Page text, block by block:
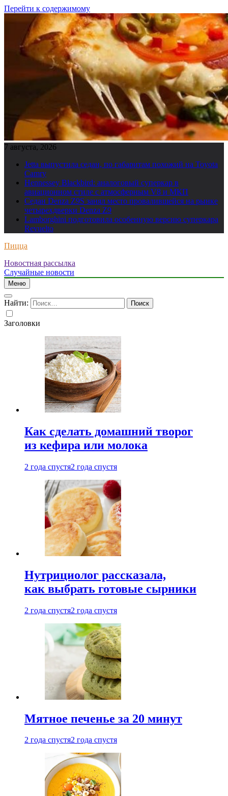
Перейти к содержимому
7 августа, 2026
Jetta выпустила седан, по габаритам похожий на Toyota
Camry
Hennessey Blackbird: аналоговый суперкар в
авиационном стиле с атмосферным V8 и МКП
Седан Denza Z9S занял место провалившейся на рынке
четырехдверки Denza Z9
Lamborghini подготовила особенную версию суперкара
Revuelto
Пицца
Новостная рассылка
Случайные новости
Меню
Найти:
Заголовки
Как сделать домашний творог
из кефира или молока
2 года спустя2 года спустя
Нутрициолог рассказала,
как выбрать готовые сырники
2 года спустя2 года спустя
Мятное печенье за 20 минут
2 года спустя2 года спустя